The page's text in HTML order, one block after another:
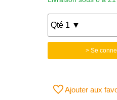
> Se
Ajouter aux